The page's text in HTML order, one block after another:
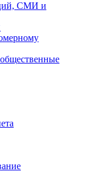
СМИ и